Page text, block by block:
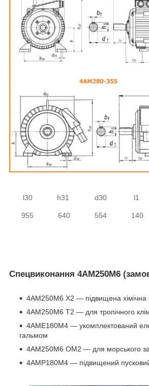
l30 h31 d30 l1
955 640 554 140
Спецвиконання 4АМ250М6
4АМ250М6 Х2 ― підвищена хімічна
4АМ250М6 Т2 ― для тропічного
4АМЕ180М4 ― укомплектований
гальмом
4АМ250М6 ОМ2 ― для морського
4АМР180М4 ― підвищений